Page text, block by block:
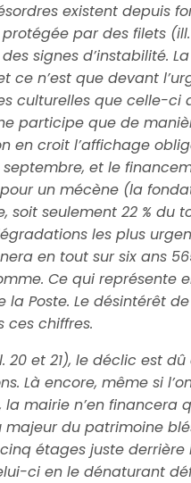
existent depuis
par des filets
signes d’instabilité.
ce n’est que devant
culturelles que celle-ci
participe que de
en croit l’affichage
et le
un mécène (la
soit seulement 22 % du
les plus
en tout sur six ans
Ce qui représente
Poste. Le désintérêt
chiffres.
20 et 21), le déclic est
Là encore, même si
mairie n’en financera
du patrimoine
étages juste derrière
ci en le dénaturant